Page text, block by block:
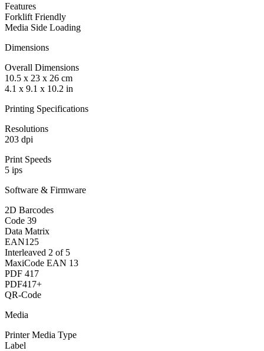
Features
Forklift Friendly
Media Side Loading
Dimensions
Overall Dimensions
10.5 x 23 x 26 cm
4.1 x 9.1 x 10.2 in
Printing Specifications
Resolutions
203 dpi
Print Speeds
5 ips
Software & Firmware
2D Barcodes
Code 39
Data Matrix
EAN125
Interleaved 2 of 5
MaxiCode EAN 13
PDF 417
PDF417+
QR-Code
Media
Printer Media Type
Label